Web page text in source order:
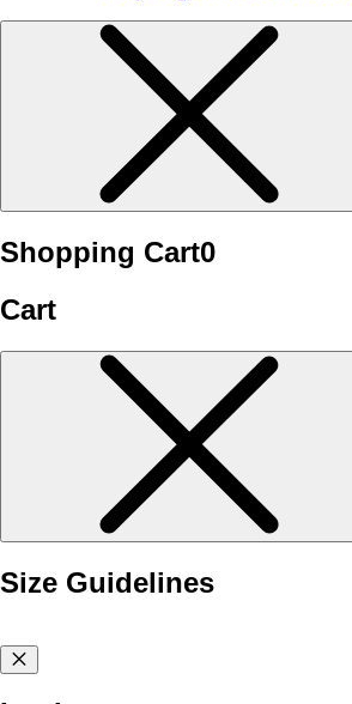
Shopping Cart0
Cart
Size Guidelines